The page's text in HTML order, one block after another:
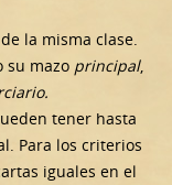
la misma clase.
su mazo principal,
tener hasta
Para los criterios
iguales en el